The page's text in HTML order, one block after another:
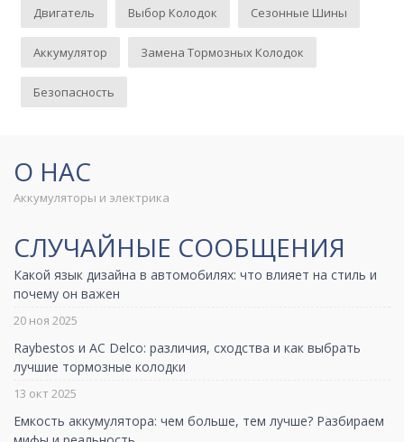
Двигатель Выбор Колодок Сезонные Шины
Аккумулятор Замена Тормозных Колодок
Безопасность
О НАС
Аккумуляторы и электрика
СЛУЧАЙНЫЕ СООБЩЕНИЯ
Какой язык дизайна в автомобилях: что влияет на стиль и
почему он важен
20 ноя 2025
Raybestos и AC Delco: различия, сходства и как выбрать
лучшие тормозные колодки
13 окт 2025
Емкость аккумулятора: чем больше, тем лучше? Разбираем